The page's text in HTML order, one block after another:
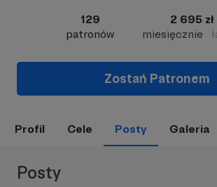
129
patronów
2 695 zł
miesięcznie
Zostań Patronem
Profil Cele Posty Galeria
Posty